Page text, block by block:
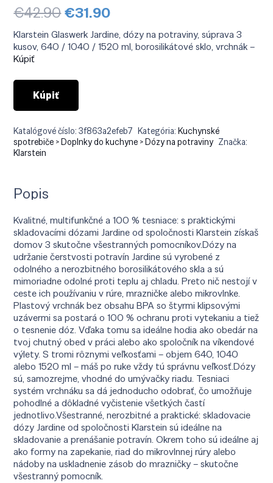
€42.90Pôvodná
cena
bola:
€42.90.
€31.90Aktuálna
je:
€31.90.
Klarstein Glaswerk Jardine, dózy na potraviny, súprava 3
kusov, 640 / 1040 / 1520 ml, borosilikátové sklo, vrchnák –
Kúpiť
Kúpiť
Katalógové číslo:3f863a2efeb7 Kategória:Kuchynské
spotrebiče > Doplnky do kuchyne > Dózy na potraviny Značka:
Klarstein
Popis
Kvalitné, multifunkčné a 100 % tesniace: s praktickými
skladovacími dózami Jardine od spoločnosti Klarstein získaš
domov 3 skutočne všestranných pomocníkov.Dózy na
udržanie čerstvosti potravín Jardine sú vyrobené z
odolného a nerozbitného borosilikátového skla a sú
mimoriadne odolné proti teplu aj chladu. Preto nič nestojí v
ceste ich používaniu v rúre, mrazničke alebo mikrovlnke.
Plastový vrchnák bez obsahu BPA so štyrmi klipsovými
uzávermi sa postará o 100 % ochranu proti vytekaniu a tiež
o tesnenie dóz. Vďaka tomu sa ideálne hodia ako obedár na
tvoj chutný obed v práci alebo ako spoločník na víkendové
výlety. S tromi rôznymi veľkosťami – objem 640, 1040
alebo 1520 ml – máš po ruke vždy tú správnu veľkosť.Dózy
sú, samozrejme, vhodné do umývačky riadu. Tesniaci
systém vrchnáku sa dá jednoducho odobrať, čo umožňuje
pohodlné a dôkladné vyčistenie všetkých častí
jednotlivo.Všestranné, nerozbitné a praktické: skladovacie
dózy Jardine od spoločnosti Klarstein sú ideálne na
skladovanie a prenášanie potravín. Okrem toho sú ideálne aj
ako formy na zapekanie, riad do mikrovlnnej rúry alebo
nádoby na uskladnenie zásob do mrazničky – skutočne
všestranný pomocník.